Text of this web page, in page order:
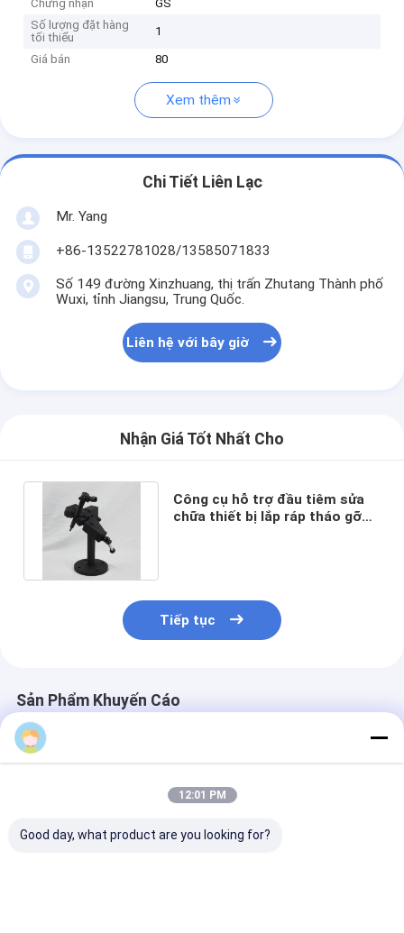
Chứng nhận
GS
Số lượng đặt hàng
tối thiểu
1
Giá bán 80
Xem thêm
Chi Tiết Liên Lạc
Mr. Yang
+86-13522781028/13585071833
Số 149 đường Xinzhuang, thị trấn Zhutang Thành phố
Wuxi, tỉnh Jiangsu, Trung Quốc.
Liên hệ với bây giờ
Nhận Giá Tốt Nhất Cho
Công cụ hỗ trợ đầu tiêm sửa
chữa thiết bị lắp ráp tháo gỡ
Tiếp tục
Sản Phẩm Khuyến Cáo
12:01 PM
Good day, what product are you looking for?